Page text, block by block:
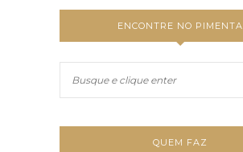
ENCONTRE NO PIMENTA
QUEM FAZ